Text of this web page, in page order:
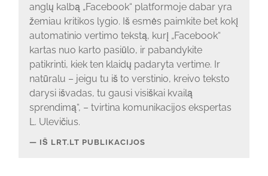
anglų kalbą „Facebook“ platformoje dabar yra
žemiau kritikos lygio. Iš esmės paimkite bet kokį
automatinio vertimo tekstą, kurį „Facebook“
kartas nuo karto pasiūlo, ir pabandykite
patikrinti, kiek ten klaidų padaryta vertime. Ir
natūralu – jeigu tu iš to verstinio, kreivo teksto
darysi išvadas, tu gausi visiškai kvailą
sprendimą“, – tvirtina komunikacijos ekspertas
L. Ulevičius.
IŠ LRT.LT PUBLIKACIJOS